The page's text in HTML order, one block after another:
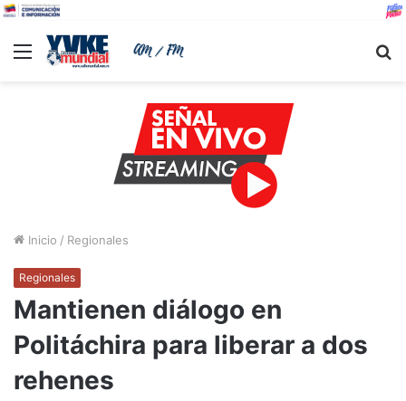
Menu
Inicio / Regionales
Regionales
Mantienen diálogo en
Politáchira para liberar a dos
rehenes